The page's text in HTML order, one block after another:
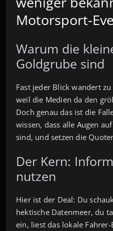
Motorsport-
Warum die
Goldgrube sind
Fast jeder Blick wandert
weil die Medien da den
Doch genau das ist die
wissen, dass alle Augen
sind, und setzen die
Der Kern:
nutzen
Hier ist der Deal: Du
hektische Datenmeer, du
ein, liest das lokale